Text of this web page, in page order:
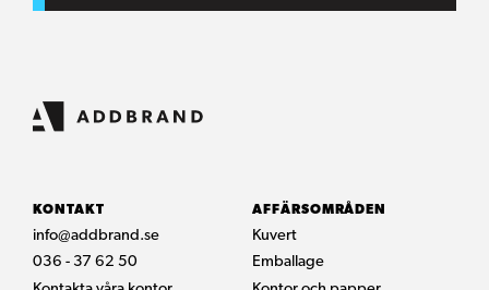
KONTAKT
info@addbrand.se
036 - 37 62 50
AFFÄRSOMRÅDEN
Kuvert
Emballage